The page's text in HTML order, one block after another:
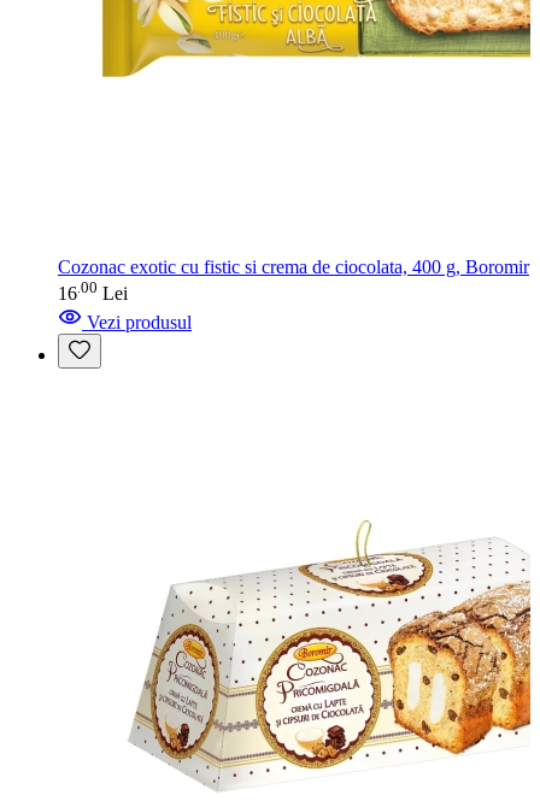
Cozonac exotic cu fistic si crema de ciocolata, 400 g, Boromir
16 00 Lei
Vezi produsul